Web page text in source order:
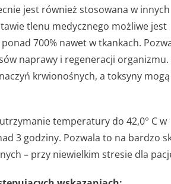
jest również stosowana w innych
tlenu medycznego możliwe jest
700% nawet w tkankach.
naprawy i regeneracji
krwionośnych, a toksyny
temperatury do 42,0° C w
3 godziny. Pozwala to na bardzo
– przy niewielkim stresie dla